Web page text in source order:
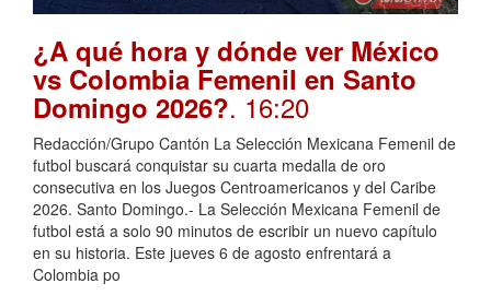
¿A qué hora y dónde ver México
vs Colombia Femenil en Santo
Domingo 2026?. 16:20
Redacción/Grupo Cantón La Selección Mexicana Femenil de
futbol buscará conquistar su cuarta medalla de oro
consecutiva en los Juegos Centroamericanos y del Caribe
2026. Santo Domingo.- La Selección Mexicana Femenil de
futbol está a solo 90 minutos de escribir un nuevo capítulo
en su historia. Este jueves 6 de agosto enfrentará a
Colombia po